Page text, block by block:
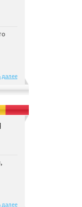
далее
далее